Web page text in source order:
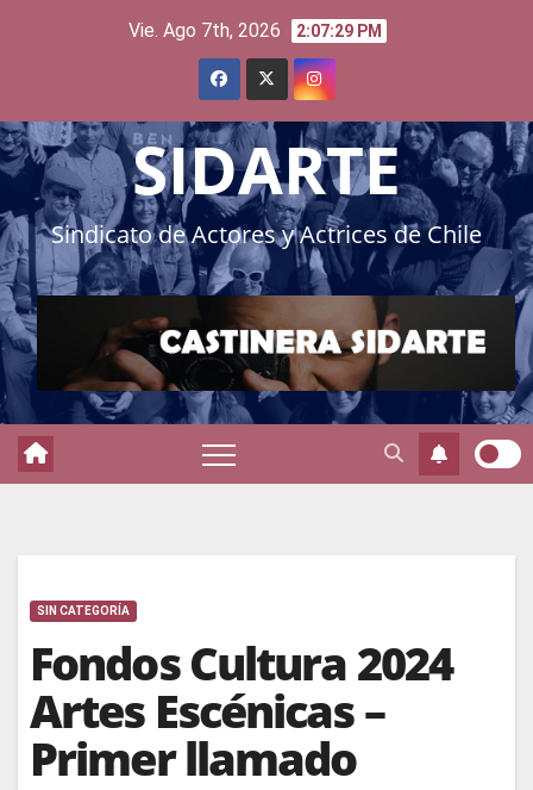
Vie. Ago 7th, 2026 2:07:31 PM
SIDARTE
Sindicato de Actores y Actrices de Chile
SIN CATEGORÍA
Fondos Cultura 2024
Artes Escénicas –
Primer llamado